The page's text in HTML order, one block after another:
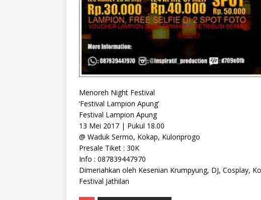
Menoreh Night Festival
‘Festival Lampion Apung’
Festival Lampion Apung
13 Mei 2017 | Pukul 18.00
@ Waduk Sermo, Kokap, Kulonprogo
Presale Tiket : 30K
Info : 087839447970
Dimeriahkan oleh Kesenian Krumpyung, DJ, Cosplay,
Festival Jathilan